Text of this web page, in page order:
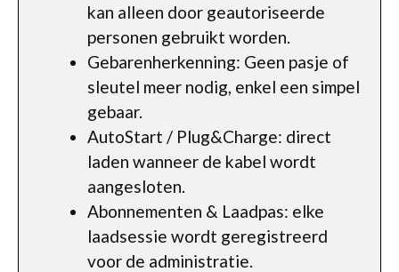
kan alleen door geautoriseerde
personen gebruikt worden.
Gebarenherkenning: Geen pasje of
sleutel meer nodig, enkel een simpel
gebaar.
AutoStart / Plug&Charge: direct
laden wanneer de kabel wordt
aangesloten.
Abonnementen & Laadpas: elke
laadsessie wordt geregistreerd
voor de administratie.